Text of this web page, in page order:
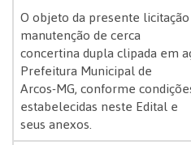
O objeto da presente
manutenção de cerca
concertina dupla clipada em
Prefeitura Municipal de
Arcos-MG, conforme
estabelecidas neste Edital e
seus anexos.